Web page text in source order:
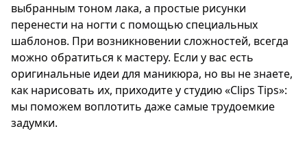
выбранным тоном лака, а простые рисунки
перенести на ногти с помощью специальных
шаблонов. При возникновении сложностей, всегда
можно обратиться к мастеру. Если у вас есть
оригинальные идеи для маникюра, но вы не знаете,
как нарисовать их, приходите у студию «Clips Tips»:
мы поможем воплотить даже самые трудоемкие
задумки.